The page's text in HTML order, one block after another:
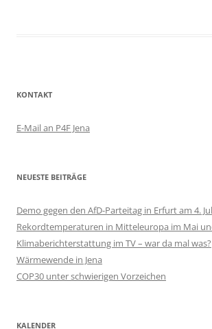
KONTAKT
E-Mail an P4F Jena
NEUESTE BEITRÄGE
Demo gegen den AfD-Parteitag in Erfurt am 4.
Rekordtemperaturen in Mitteleuropa im Mai
Klimaberichterstattung im TV – war da mal was?
Wärmewende in Jena
COP30 unter schwierigen Vorzeichen
KALENDER